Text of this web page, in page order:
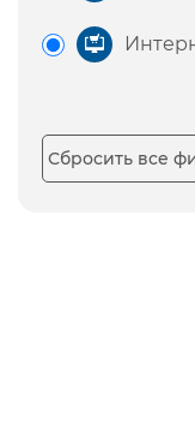
Сбросить все